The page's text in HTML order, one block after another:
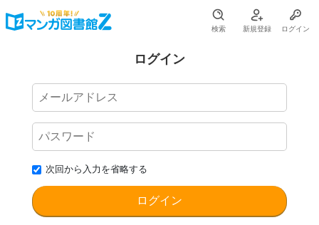
検索 新規登録 ログイン
ログイン
次回から入力を省略する